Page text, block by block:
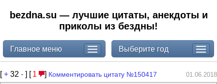
bezdna.su — лучшие цитаты, анекдоты и
приколы из бездны!
Главное меню Выберите год
[+ 32 - ] [ 1 ] Комментировать цитату №150417 01.06.2018